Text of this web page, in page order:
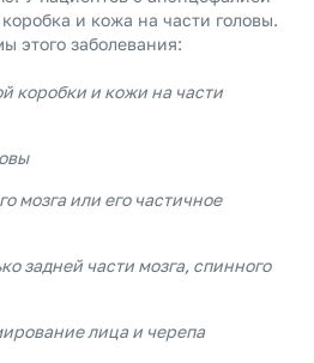
и кожа на части головы.
этого заболевания:
коробки и кожи на части
мозга или его частичное
задней части мозга, спинного
лица и черепа